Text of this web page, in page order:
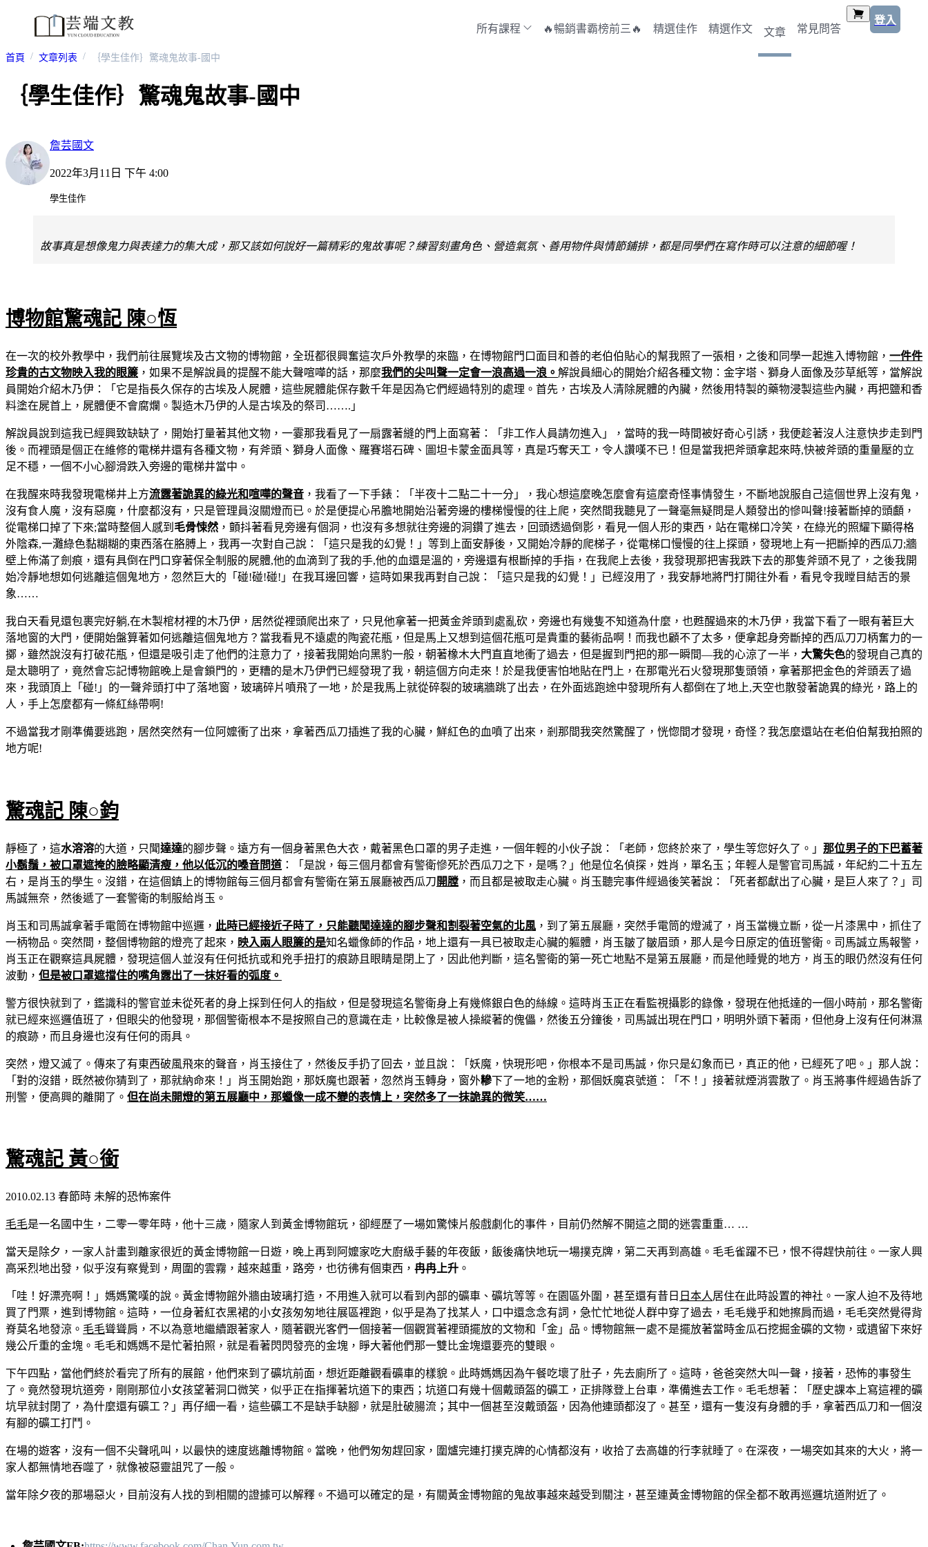
所有課程 🔥暢銷書霸榜前三🔥 精選佳作 精選作文 文章 常見問答
登入
首頁 文章列表 ｛學生佳作｝驚魂鬼故事-國中
｛學生佳作｝驚魂鬼故事-國中
詹芸國文
2022年3月11日 下午 4:00
學生佳作
故事真是想像鬼力與表達力的集大成，那又該如何說好一篇精彩的鬼故事呢？練習刻畫角色、營造氣氛、善用物件與情節鋪排，都是同學們在寫作時可以注意的細節喔！
博物館驚魂記 陳○恆
在一次的校外教學中，我們前往展覽埃及古文物的博物館，全班都很興奮這次戶外教學的來臨，在博物館門口面目和善的老伯伯貼心的幫我照了一張相，之後和同學一起進入博物館， 一件件
珍貴的古文物映入我的眼簾 ，如果不是解說員的提醒不能大聲喧嘩的話，那麼我們的尖叫聲一定會一浪高過一浪。 解說員細心的開始介紹各種文物：金字塔、獅身人面像及莎草紙等，當解說
員開始介紹木乃伊：「它是指長久保存的古埃及人屍體，這些屍體能保存數千年是因為它們經過特別的處理。首先，古埃及人清除屍體的內臟，然後用特製的藥物浸製這些內臟，再把鹽和香
料塗在屍首上，屍體便不會腐爛。製造木乃伊的人是古埃及的祭司…….」
解說員說到這我已經興致缺缺了，開始打量著其他文物，一霎那我看見了一扇露著縫的門上面寫著：「非工作人員請勿進入」，當時的我一時間被好奇心引誘，我便趁著沒人注意快步走到門
後。而裡頭是個正在維修的電梯井還有各種文物，有斧頭、獅身人面像、羅賽塔石碑、圖坦卡蒙金面具等，真是巧奪天工，令人讚嘆不已！但是當我把斧頭拿起來時,快被斧頭的重量壓的立
足不穩，一個不小心腳滑跌入旁邊的電梯井當中。
在我醒來時我發現電梯井上方流露著詭異的綠光和喧嘩的聲音 ，我看了一下手錶：「半夜十二點二十一分」，我心想這麼晚怎麼會有這麼奇怪事情發生，不斷地說服自己這個世界上沒有鬼，
沒有食人魔，沒有惡魔，什麼都沒有，只是管理員沒關燈而已。於是便提心吊膽地開始沿著旁邊的樓梯慢慢的往上爬，突然間我聽見了一聲毫無疑問是人類發出的慘叫聲!接著斷掉的頭顱，
從電梯口掉了下來;當時整個人感到 毛骨悚然 ，顫抖著看見旁邊有個洞，也沒有多想就往旁邊的洞鑽了進去，回頭透過倒影，看見一個人形的東西，站在電梯口冷笑，在綠光的照耀下顯得格
外陰森,一灘綠色黏糊糊的東西落在胳膊上，我再一次對自己說：「這只是我的幻覺！」等到上面安靜後，又開始冷靜的爬梯子，從電梯口慢慢的往上探頭，發現地上有一把斷掉的西瓜刀;牆
壁上佈滿了劍痕，還有具倒在門口穿著保全制服的屍體,他的血滴到了我的手,他的血還是溫的，旁邊還有根斷掉的手指，在我爬上去後，我發現那把害我跌下去的那隻斧頭不見了，之後我開
始冷靜地想如何逃離這個鬼地方，忽然巨大的「碰!碰!碰!」在我耳邊回響，這時如果我再對自己說：「這只是我的幻覺！」已經沒用了，我安靜地將門打開往外看，看見令我瞠目結舌的景
象……
我白天看見還包裹完好躺,在木製棺材裡的木乃伊，居然從裡頭爬出來了，只見他拿著一把黃金斧頭到處亂砍，旁邊也有幾隻不知道為什麼，也甦醒過來的木乃伊，我當下看了一眼有著巨大
落地窗的大門，便開始盤算著如何逃離這個鬼地方？當我看見不遠處的陶瓷花瓶，但是馬上又想到這個花瓶可是貴重的藝術品啊！而我也顧不了太多，便拿起身旁斷掉的西瓜刀刀柄奮力的一
擲，雖然說沒有打破花瓶，但還是吸引走了他們的注意力了，接著我開始向黑豹一般，朝著橡木大門直直地衝了過去，但是握到門把的那一瞬間—我的心涼了一半， 大驚失色的發現自己真的
是太聰明了，竟然會忘記博物館晚上是會鎖門的，更糟的是木乃伊們已經發現了我，朝這個方向走來！於是我便害怕地貼在門上，在那電光石火發現那隻頭領，拿著那把金色的斧頭丟了過
來，我頭頂上「碰!」的一聲斧頭打中了落地窗，玻璃碎片噴飛了一地，於是我馬上就從碎裂的玻璃牆跳了出去，在外面逃跑途中發現所有人都倒在了地上,天空也散發著詭異的綠光，路上的
人，手上怎麼都有一條紅絲帶啊!
不過當我才剛準備要逃跑，居然突然有一位阿嬤衝了出來，拿著西瓜刀插進了我的心臟，鮮紅色的血噴了出來，剎那間我突然驚醒了，恍惚間才發現，奇怪？我怎麼還站在老伯伯幫我拍照的
地方呢!
驚魂記 陳○鈞
靜極了，這水溶溶的大道，只聞達達的腳步聲。遠方有一個身著黑色大衣，戴著黑色口罩的男子走進，一個年輕的小伙子說：「老師，您終於來了，學生等您好久了。」 那位男子的下巴蓄著
小鬍鬚，被口罩遮掩的臉略顯清瘦，他以低沉的嗓音問道 ：「是說，每三個月都會有警衛慘死於西瓜刀之下，是嗎？」他是位名偵探，姓肖，單名玉；年輕人是警官司馬誠，年紀約二十五左
右，是肖玉的學生。沒錯，在這個鎮上的博物館每三個月都會有警衛在第五展廳被西瓜刀 開膛 ，而且都是被取走心臟。肖玉聽完事件經過後笑著說：「死者都獻出了心臟，是巨人來了？」司
馬誠無奈，然後遞了一套警衛的制服給肖玉。
肖玉和司馬誠拿著手電筒在博物館中巡邏， 此時已經接近子時了，只能聽聞達達的腳步聲和割裂著空氣的北風 ，到了第五展廳，突然手電筒的燈滅了，肖玉當機立斷，從一片漆黑中，抓住了
一柄物品。突然間，整個博物館的燈亮了起來， 映入兩人眼簾的是知名蠟像師的作品，地上還有一具已被取走心臟的軀體，肖玉皺了皺眉頭，那人是今日原定的值班警衛。司馬誠立馬報警，
肖玉正在觀察這具屍體，發現這個人並沒有任何抵抗或和兇手扭打的痕跡且眼睛是閉上了，因此他判斷，這名警衛的第一死亡地點不是第五展廳，而是他睡覺的地方，肖玉的眼仍然沒有任何
波動， 但是被口罩遮擋住的嘴角露出了一抹好看的弧度。
警方很快就到了，鑑識科的警官並未從死者的身上採到任何人的指紋，但是發現這名警衛身上有幾條銀白色的絲線。這時肖玉正在看監視攝影的錄像，發現在他抵達的一個小時前，那名警衛
就已經來巡邏值班了，但眼尖的他發現，那個警衛根本不是按照自己的意識在走，比較像是被人操縱著的傀儡，然後五分鐘後，司馬誠出現在門口，明明外頭下著雨，但他身上沒有任何淋濕
的痕跡，而且身邊也沒有任何的雨具。
突然，燈又滅了。傳來了有東西破風飛來的聲音，肖玉接住了，然後反手扔了回去，並且說：「妖魔，快現形吧，你根本不是司馬誠，你只是幻象而已，真正的他，已經死了吧。」那人說：
「對的沒錯，既然被你猜到了，那就納命來！」肖玉開始跑，那妖魔也跟著，忽然肖玉轉身，窗外糝下了一地的金粉，那個妖魔哀號道：「不！」接著就煙消雲散了。肖玉將事件經過告訴了
刑警，便高興的離開了。 但在尚未開燈的第五展廳中，那蠟像一成不變的表情上，突然多了一抹詭異的微笑……
驚魂記 黃○銜
2010.02.13 春節時 未解的恐怖案件
毛毛是一名國中生，二零一零年時，他十三歲，隨家人到黃金博物館玩，卻經歷了一場如驚悚片般戲劇化的事件，目前仍然解不開這之間的迷雲重重… …
當天是除夕，一家人計畫到離家很近的黃金博物館一日遊，晚上再到阿嬤家吃大廚級手藝的年夜飯，飯後痛快地玩一場撲克牌，第二天再到高雄。毛毛雀躍不已，恨不得趕快前往。一家人興
高采烈地出發，似乎沒有察覺到，周圍的雲霧，越來越重，路旁，也彷彿有個東西， 冉冉上升 。
「哇！好漂亮啊！」媽媽驚嘆的說。黃金博物館外牆由玻璃打造，不用進入就可以看到內部的礦車、礦坑等等。在園區外圍，甚至還有昔日 日本人居住在此時設置的神社。一家人迫不及待地
買了門票，進到博物館。這時，一位身著紅衣黑裙的小女孩匆匆地往展區裡跑，似乎是為了找某人，口中還念念有詞，急忙忙地從人群中穿了過去，毛毛幾乎和她擦肩而過，毛毛突然覺得背
脊莫名地發涼。 毛毛聳聳肩，不以為意地繼續跟著家人，隨著觀光客們一個接著一個觀賞著裡頭擺放的文物和「金」品。博物館無一處不是擺放著當時金瓜石挖掘金礦的文物，或遺留下來好
幾公斤重的金塊。毛毛和媽媽不是忙著拍照，就是看著閃閃發亮的金塊，睜大著他們那一雙比金塊還要亮的雙眼。
下午四點，當他們終於看完了所有的展館，他們來到了礦坑前面，想近距離觀看礦車的樣貌。此時媽媽因為午餐吃壞了肚子，先去廁所了。這時，爸爸突然大叫一聲，接著，恐怖的事發生
了。竟然發現坑道旁，剛剛那位小女孩望著洞口微笑，似乎正在指揮著坑道下的東西；坑道口有幾十個戴頭盔的礦工，正排隊登上台車，準備進去工作。毛毛想著：「歷史課本上寫這裡的礦
坑早就封閉了，為什麼還有礦工？」再仔細一看，這些礦工不是缺手缺腳，就是肚破腸流；其中一個甚至沒戴頭盔，因為他連頭都沒了。甚至，還有一隻沒有身體的手，拿著西瓜刀和一個沒
有腳的礦工打鬥。
在場的遊客，沒有一個不尖聲吼叫，以最快的速度逃離博物館。當晚，他們匆匆趕回家，圍爐完連打撲克牌的心情都沒有，收拾了去高雄的行李就睡了。在深夜，一場突如其來的大火，將一
家人都無情地吞噬了，就像被惡靈詛咒了一般。
當年除夕夜的那場惡火，目前沒有人找的到相關的證據可以解釋。不過可以確定的是，有關黃金博物館的鬼故事越來越受到關注，甚至連黃金博物館的保全都不敢再巡邏坑道附近了。